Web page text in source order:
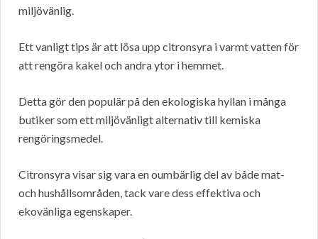
miljövänlig.
Ett vanligt tips är att lösa upp citronsyra i varmt vatten för
att rengöra kakel och andra ytor i hemmet.
Detta gör den populär på den ekologiska hyllan i många
butiker som ett miljövänligt alternativ till kemiska
rengöringsmedel.
Citronsyra visar sig vara en oumbärlig del av både mat-
och hushållsområden, tack vare dess effektiva och
ekovänliga egenskaper.